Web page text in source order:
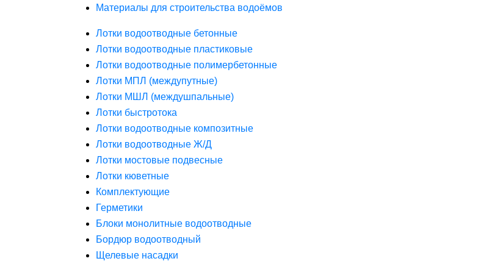
Материалы для строительства водоёмов
Лотки водоотводные бетонные
Лотки водоотводные пластиковые
Лотки водоотводные полимербетонные
Лотки МПЛ (междупутные)
Лотки МШЛ (междушпальные)
Лотки быстротока
Лотки водоотводные композитные
Лотки водоотводные Ж/Д
Лотки мостовые подвесные
Лотки кюветные
Комплектующие
Герметики
Блоки монолитные водоотводные
Бордюр водоотводный
Щелевые насадки